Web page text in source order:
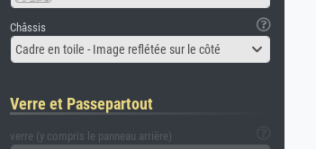
Châssis
Cadre en toile - Image reflétée sur le côté
Verre et Passepartout
verre (y compris le panneau arrière)